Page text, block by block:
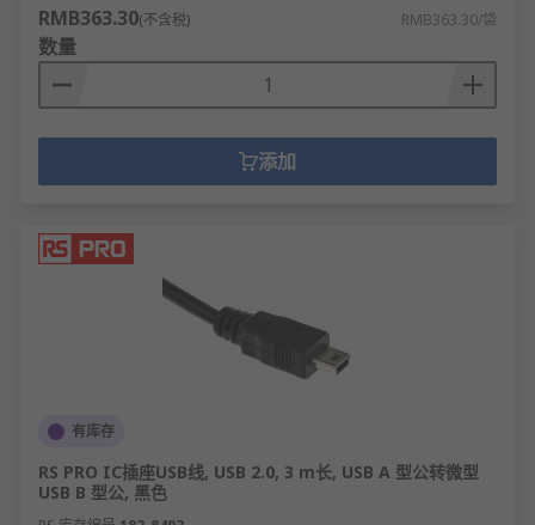
RMB363.30(不含税) RMB363.30/袋
数量
添加
有库存
RS PRO IC插座USB线, USB 2.0, 3 m长, USB A 型公转微型
USB B 型公, 黑色